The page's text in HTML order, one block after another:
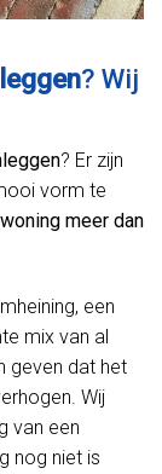
? Wij
? Er zijn
vorm te
meer dan
een
mix van al
geven dat het
Wij
van een
nog niet is